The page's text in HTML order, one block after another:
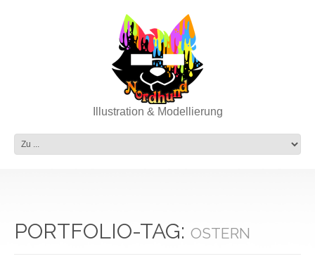
Illustration & Modellierung
PORTFOLIO-TAG: OSTERN